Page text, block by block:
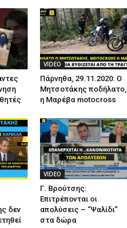
VIDEO
Πάρνηθα, 29.11.2020: Ο
Μητσοτάκης ποδήλατο,
η Μαρέβα motocross
δεν
VIDEO
Γ. Βρούτσης:
Επιτρέπονται οι
απολύσεις – “Ψαλίδι”
στα δώρα